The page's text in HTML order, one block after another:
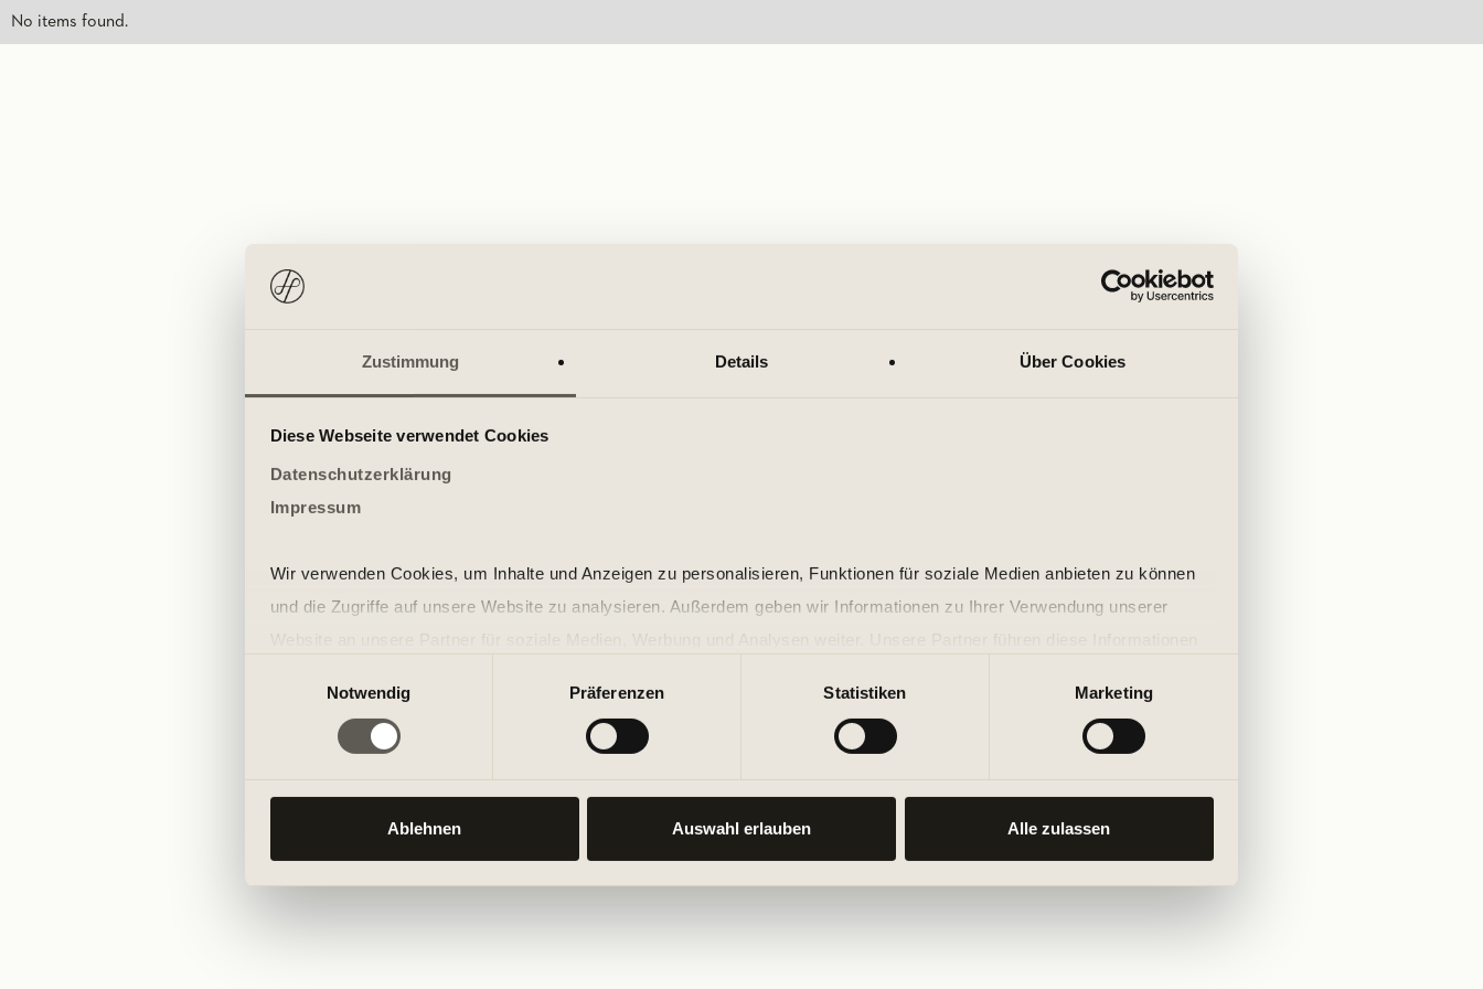
Zustimmung Details Über Cookies
Diese Webseite verwendet Cookies
Datenschutzerklärung
Impressum
Wir verwenden Cookies, um Inhalte und Anzeigen zu personalisieren, Funktionen für soziale Medien anbieten zu können
und die Zugriffe auf unsere Website zu analysieren. Außerdem geben wir Informationen zu Ihrer Verwendung unserer
der Dienste gesammelt haben.
Notwendig
Präferenzen Statistiken Marketing
Ablehnen Auswahl erlauben Alle zulassen
No items found.